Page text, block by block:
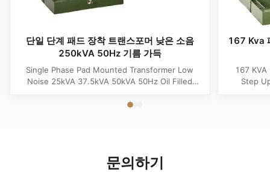
단일 단계 패드 장착 트랜스포머 낮은 소음
250kVA 50Hz 기름 가득
Single Phase Pad Mounted Transformer Low
Noise 25kVA 37.5kVA 50kVA 50Hz Oil Filled
distribution transformer, power transformer, Oil-
167 Kva
167
Step
문의하기